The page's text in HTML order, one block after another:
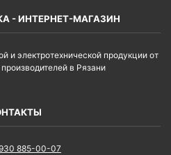
- ИНТЕРНЕТ-МАГАЗИН
и электротехнической продукции от
в Рязани
885-00-07